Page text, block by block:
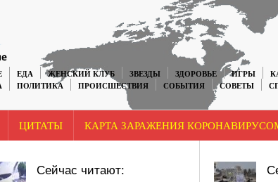
ЕДА ЖЕНСКИЙ КЛУБ ЗВЕЗДЫ ЗДОРОВЬЕ ИГРЫ
ПОЛИТИКА ПРОИСШЕСТВИЯ СОБЫТИЯ СОВЕТЫ
ЦИТАТЫ КАРТА ЗАРАЖЕНИЯ
Сейчас читают: